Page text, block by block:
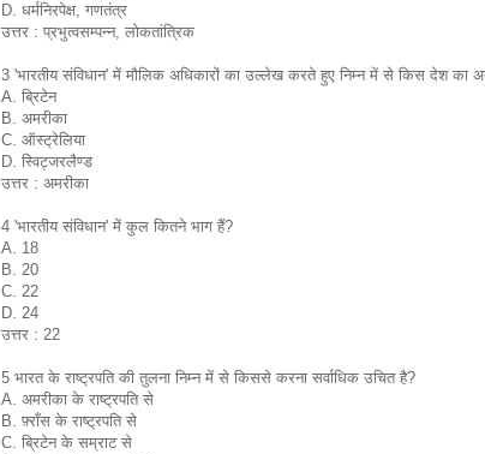
D. धर्मनिरपेक्ष, गणतंत्र
उत्तर : प्रभुत्वसम्पन्न, लोकतांत्रिक
3 'भारतीय संविधान' में मौलिक अधिकारों का उल्लेख करते हुए निम्न में से किस देश का
A. ब्रिटेन
B. अमरीका
C. ऑस्ट्रेलिया
D. स्विट्जरलैण्ड
उत्तर : अमरीका
4 'भारतीय संविधान' में कुल कितने भाग हैं?
A. 18
B. 20
C. 22
D. 24
उत्तर : 22
5 भारत के राष्ट्रपति की तुलना निम्न में से किससे करना सर्वाधिक उचित है?
A. अमरीका के राष्ट्रपति से
B. फ़्राँस के राष्ट्रपति से
C. ब्रिटेन के सम्राट से